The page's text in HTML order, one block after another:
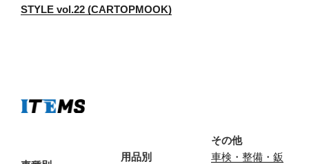
STYLE vol.22 (CARTOPMOOK)
用品別
その他
車検・整備・鈑